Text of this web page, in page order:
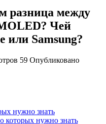
разница между
Чей
Samsung?
59 Опубликовано
нужно знать
которых нужно знать